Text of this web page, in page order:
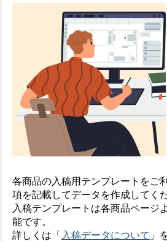
各商品の入稿用テンプレートをご
項を記載してデータを作成してく
入稿テンプレートは各商品ページ
能です。
詳しくは「 入稿データについて 」